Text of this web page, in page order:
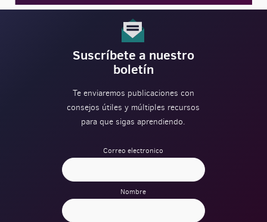
Suscríbete a nuestro
boletín
Te enviaremos publicaciones con
consejos útiles y múltiples recursos
para que sigas aprendiendo.
Correo electronico
Nombre